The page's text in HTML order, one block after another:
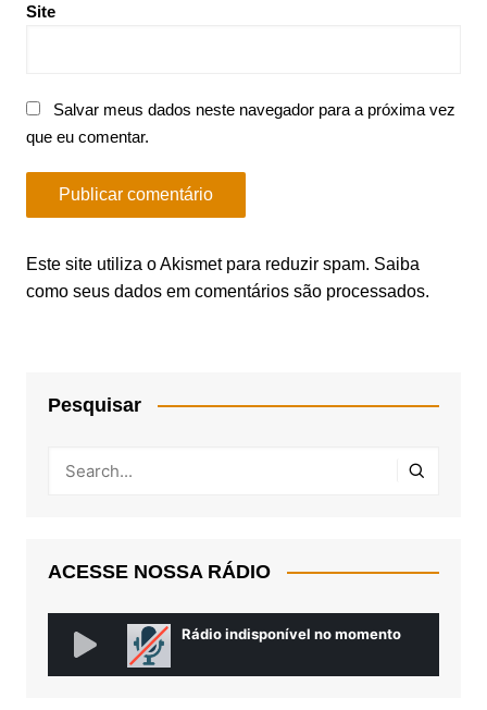
Site
Salvar meus dados neste navegador para a próxima vez
que eu comentar.
Este site utiliza o Akismet para reduzir spam. Saiba
como seus dados em comentários são processados.
Pesquisar
ACESSE NOSSA RÁDIO